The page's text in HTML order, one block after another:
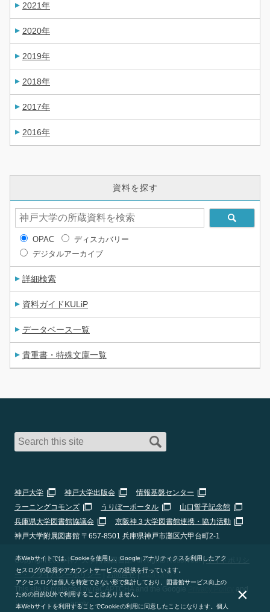
2021年
2020年
2019年
2018年
2017年
2016年
資料を探す
OPAC
ディスカバリー
デジタルアーカイブ
詳細検索
資料ガイドKULiP
データベース一覧
貴重書・特殊文庫一覧
神戸大学 神戸大学出版会
情報基盤センター
ラーニングコモンズ
うりぼーポータル
山口誓子記念館
兵庫県大学図書館協議会
京阪神３大学図書館連携・協力活動
神戸大学附属図書館 〒657-8501 兵庫県神戸市灘区六甲台町2-1
Copyright 2026 神戸大学附属図書館 All Rights Reserved. |サイトポリシ
ー・プライバシーポリシー
お問合せ| Staff Only
This site is protected by reCAPTCHA and the Google
and
Terms of Serviceapply.
本Webサイトでは、Cookieを使用し、Google アナリティクスを利用したアク
セスログの取得やアカウントサービスの提供を行っています。
アクセスログは個人を特定できない形で集計しており、図書館サービス向上の
ための目的以外で利用することはありません。
本Webサイトを利用することでCookieの利用に同意したことになります。個人
×